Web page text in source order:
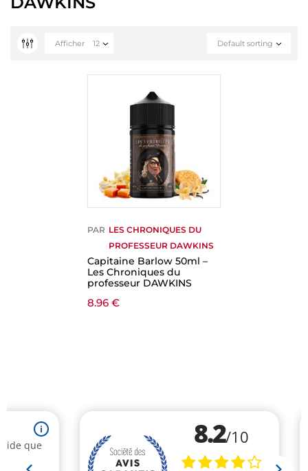
Default sorting
Afficher 12
PAR LES CHRONIQUES DU
PROFESSEUR DAWKINS
Capitaine Barlow 50ml –
Les Chroniques du
professeur DAWKINS
8.96 €